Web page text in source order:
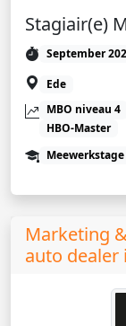
Stagiair(e)
September
Ede
MBO niveau 4
HBO-Master
Meewerkstage
Marketing
auto dealer